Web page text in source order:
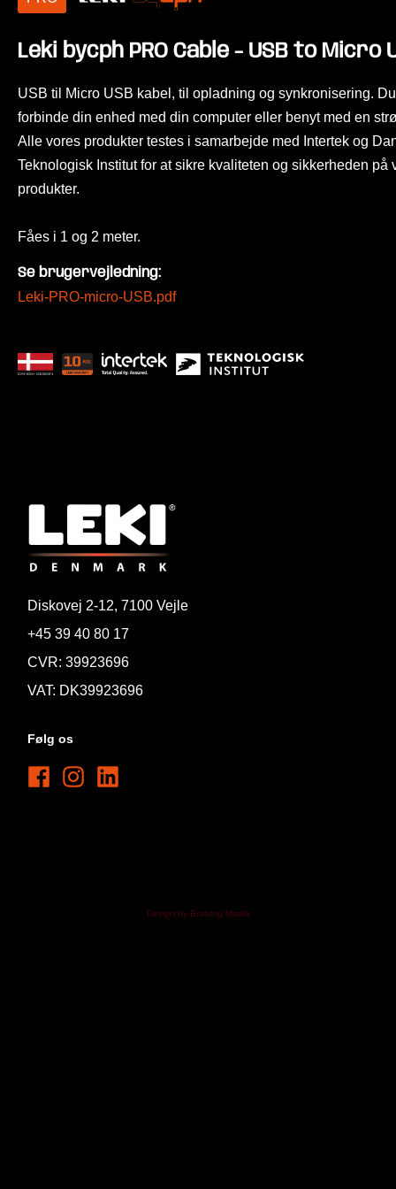
Leki bycph PRO Cable - USB to Micro
USB til Micro USB kabel, til opladning og synkronisering.
forbinde din enhed med din computer eller benyt med en
Alle vores produkter testes i samarbejde med Intertek og
Teknologisk Institut for at sikre kvaliteten og sikkerheden på
produkter.
Fåes i 1 og 2 meter.
Se brugervejledning:
Leki-PRO-micro-USB.pdf
Diskovej 2-12, 7100 Vejle
+45 39 40 80 17
CVR: 39923696
VAT: DK39923696
Følg os
Design by Broberg Media